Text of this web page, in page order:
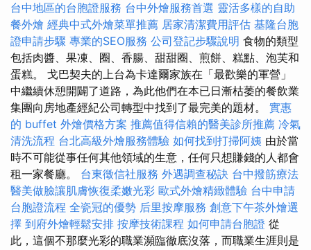
台中地區的台胞證服務 台中外燴服務首選 靈活多樣的自助
餐外燴 經典中式外燴菜單推薦 居家清潔費用評估 基隆台胞
證申請步驟 專業的SEO服務 公司登記步驟說明 食物的類型
包括肉醬、果凍、圈、香腸、甜甜圈、煎餅、糕點、泡芙和
蛋糕。 戈巴契夫的上台為卡達爾家族在「最歡樂的軍營」
中繼續休憩開闢了道路，為此他們在本已日漸枯萎的餐飲業
集團向房地產經紀公司轉型中找到了最完美的題材。 實惠
的 buffet 外燴價格方案 推薦值得信賴的醫美診所推薦 冷氣
清洗流程 台北高級外燴服務體驗 如何找到打掃阿姨 由於當
時不可能從事任何其他領域的生意，任何只想賺錢的人都會
租一家餐廳。 台東徵信社服務 外遇調查秘訣 台中撥筋療法
醫美做臉讓肌膚恢復柔嫩光彩 歐式外燴精緻體驗 台中申請
台胞證流程 全瓷冠的優勢 后里按摩服務 創意下午茶外燴選
擇 到府外燴輕鬆安排 按摩技術課程 如何申請台胞證 從
此，這個不那麼光彩的職業瀕臨徹底沒落，而職業生涯則是